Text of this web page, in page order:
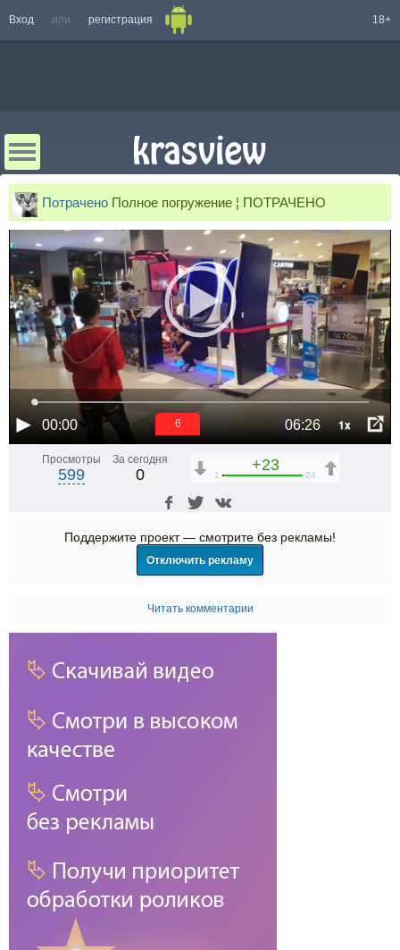
Вход или регистрация 18+
Потрачено Полное погружение ¦ ПОТРАЧЕНО
00:00 06:26 1x
6
Просмотры
599
За сегодня
0
+23
1 24
Поддержите проект — смотрите без рекламы!
Отключить рекламу
Читать комментарии